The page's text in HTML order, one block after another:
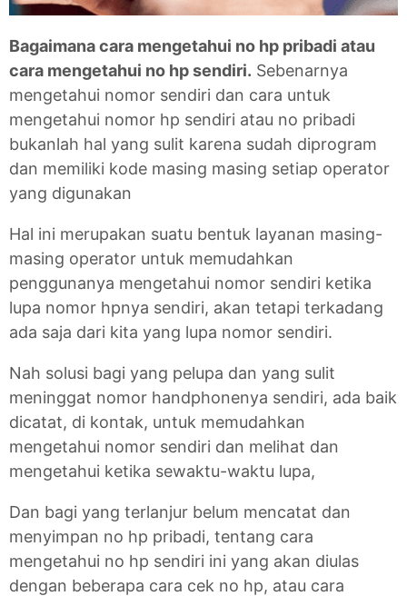
Bagaimana cara mengetahui no hp pribadi atau
cara mengetahui no hp sendiri. Sebenarnya
mengetahui nomor sendiri dan cara untuk
mengetahui nomor hp sendiri atau no pribadi
bukanlah hal yang sulit karena sudah diprogram
dan memiliki kode masing masing setiap operator
yang digunakan
Hal ini merupakan suatu bentuk layanan masing-
masing operator untuk memudahkan
penggunanya mengetahui nomor sendiri ketika
lupa nomor hpnya sendiri, akan tetapi terkadang
ada saja dari kita yang lupa nomor sendiri.
Nah solusi bagi yang pelupa dan yang sulit
meninggat nomor handphonenya sendiri, ada baik
dicatat, di kontak, untuk memudahkan
mengetahui nomor sendiri dan melihat dan
mengetahui ketika sewaktu-waktu lupa,
Dan bagi yang terlanjur belum mencatat dan
menyimpan no hp pribadi, tentang cara
mengetahui no hp sendiri ini yang akan diulas
dengan beberapa cara cek no hp, atau cara